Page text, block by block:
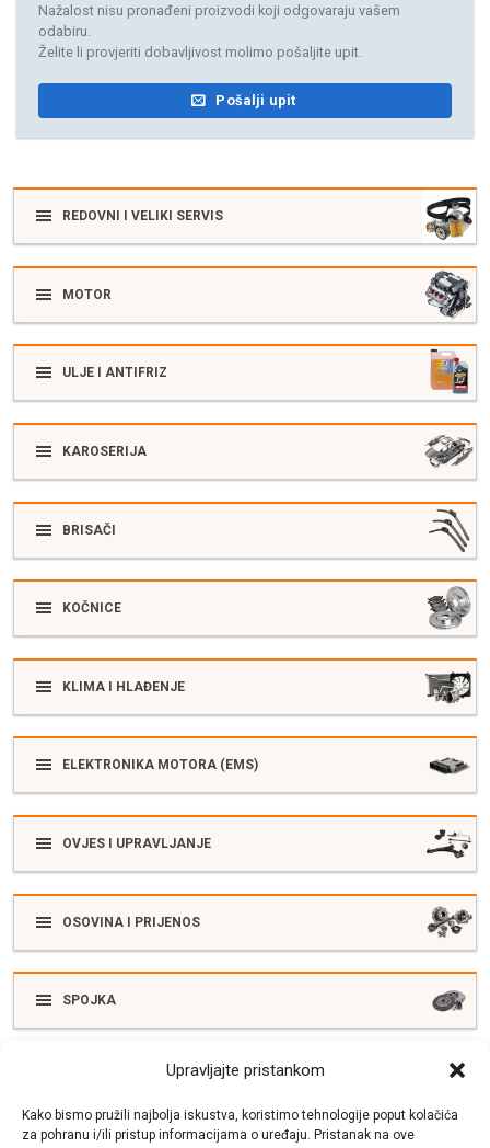
Upravljajte pristankom
Kako bismo pružili najbolja iskustva, koristimo tehnologije poput kolačića
za pohranu i/ili pristup informacijama o uređaju. Pristanak na ove
Nažalost nisu pronađeni proizvodi koji odgovaraju vašem
odabiru.
Želite li provjeriti dobavljivost molimo pošaljite upit.
Pošalji upit
REDOVNI I VELIKI SERVIS
MOTOR
ULJE I ANTIFRIZ
KAROSERIJA
BRISAČI
KOČNICE
KLIMA I HLAĐENJE
ELEKTRONIKA MOTORA (EMS)
OVJES I UPRAVLJANJE
OSOVINA I PRIJENOS
SPOJKA